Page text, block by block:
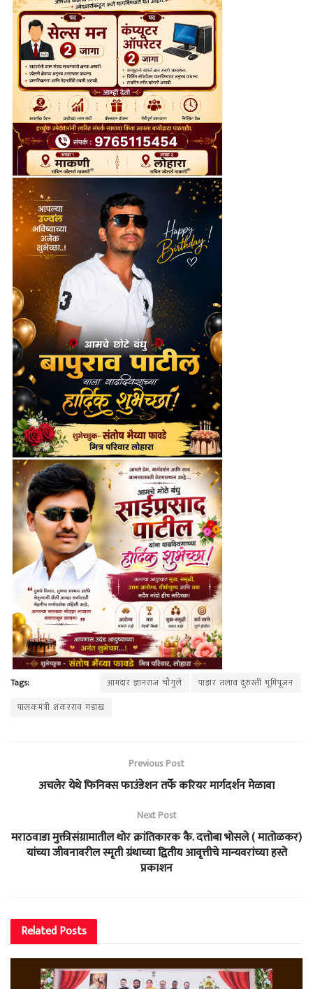
Tags: आमदार ज्ञानराज चौगुले
पाझर तलाव दुरुस्ती भूमिपूजन
पालकमंत्री शंकरराव गडाख
Previous Post
अचलेर येथे फिनिक्स फाउंडेशन तर्फे करियर मार्गदर्शन मेळावा
Next Post
मराठवाडा मुक्तीसंग्रामातील थोर क्रांतिकारक कै. दत्तोबा भोसले ( मातोळकर)
यांच्या जीवनावरील स्मृती ग्रंथाच्या द्वितीय आवृत्तीचे मान्यवरांच्या हस्ते
प्रकाशन
RelatedPosts